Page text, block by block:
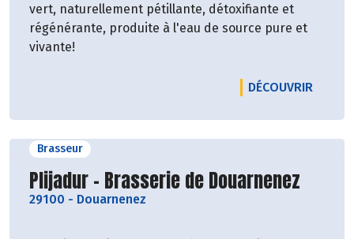
vert, naturellement pétillante, détoxifiante et
régénérante, produite à l'eau de source pure et
vivante!
DÉCOUVRIR
Brasseur
Découvrir le producteur
Plijadur – Brasserie de Douarnenez
29100 - Douarnenez